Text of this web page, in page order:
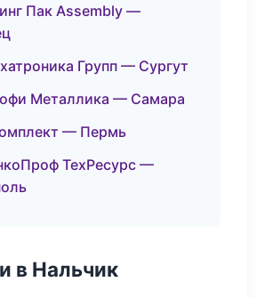
Пак Assembly —
Групп — Сургут
Металлика — Самара
— Пермь
ТехРесурс —
в Нальчик